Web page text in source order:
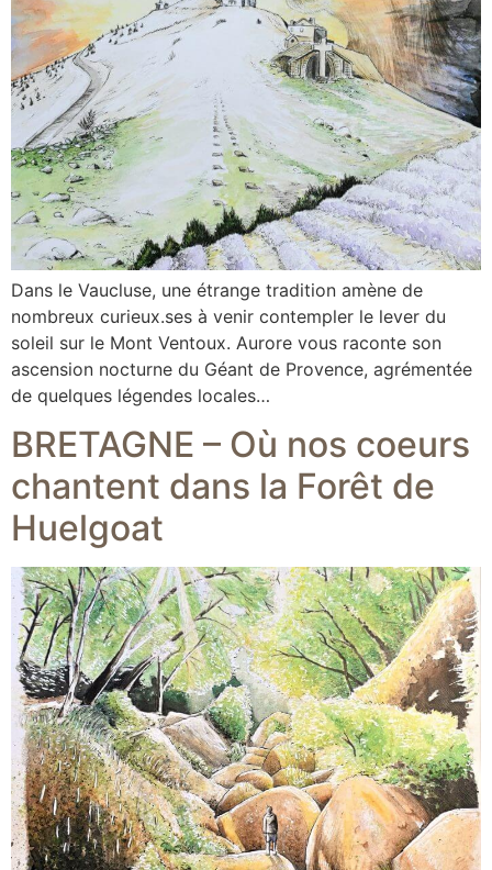
Dans le Vaucluse, une étrange tradition amène de
nombreux curieux.ses à venir contempler le lever du
soleil sur le Mont Ventoux. Aurore vous raconte son
ascension nocturne du Géant de Provence, agrémentée
de quelques légendes locales…
BRETAGNE – Où nos coeurs
chantent dans la Forêt de
Huelgoat